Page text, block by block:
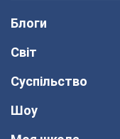
Блоги
Світ
Суспільство
Шоу